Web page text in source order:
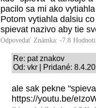
pacilo sa mi ako
Potom vytiahla dalsiu
spievat nazivo aby tie
Odpovedať Známka: -7.8
Re: pat znakov
Od: vkr | Pridané:
ale sak pekne
https://youtu.be/